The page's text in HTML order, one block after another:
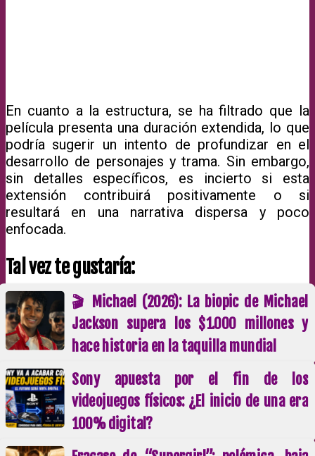
En cuanto a la estructura, se ha filtrado que la
película presenta una duración extendida, lo que
podría sugerir un intento de profundizar en el
desarrollo de personajes y trama. Sin embargo,
sin detalles específicos, es incierto si esta
extensión contribuirá positivamente o si
resultará en una narrativa dispersa y poco
enfocada.
Tal vez te gustaría:
🎬 Michael (2026): La biopic de Michael
Jackson supera los $1.000 millones y
hace historia en la taquilla mundial
Sony apuesta por el fin de los
videojuegos físicos: ¿El inicio de una era
100% digital?